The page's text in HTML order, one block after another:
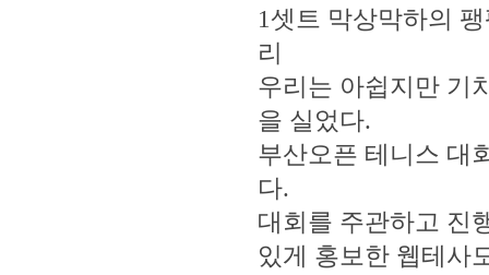
1셋트 막상막하의
리
우리는 아쉽지만 기
을 실었다.
부산오픈 테니스 대
다.
대회를 주관하고 진
있게 홍보한 웹테사